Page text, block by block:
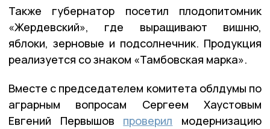
Также губернатор посетил плодопитомник
«Жердевский», где выращивают вишню,
яблоки, зерновые и подсолнечник. Продукция
реализуется со знаком «Тамбовская марка».
Вместе с председателем комитета облдумы по
аграрным вопросам Сергеем Хаустовым
Евгений Первышов проверил модернизацию